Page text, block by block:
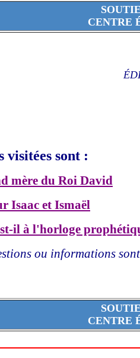
CENTRE
visitées sont :
mère du Roi David
Isaac et Ismaël
il à l'horloge
ou informations
CENTRE